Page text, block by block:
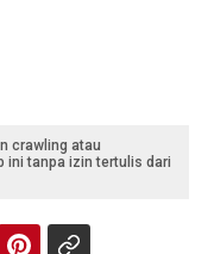
crawling atau
ini tanpa izin tertulis dari